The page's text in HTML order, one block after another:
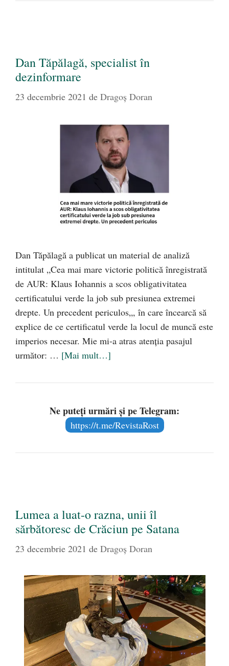
Dan Tăpălagă, specialist în
dezinformare
23 decembrie 2021 de Dragoș Doran
Dan Tăpălagă a publicat un material de analiză
intitulat „Cea mai mare victorie politică înregistrată
de AUR: Klaus Iohannis a scos obligativitatea
certificatului verde la job sub presiunea extremei
drepte. Un precedent periculos„, în care încearcă să
explice de ce certificatul verde la locul de muncă este
imperios necesar. Mie mi-a atras atenția pasajul
următor: … [Mai mult…]
Ne puteți urmări și pe Telegram:
https://t.me/RevistaRost
Lumea a luat-o razna, unii îl
sărbătoresc de Crăciun pe Satana
23 decembrie 2021 de Dragoș Doran